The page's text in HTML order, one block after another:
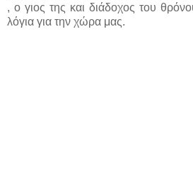
, ο γιος της και διάδοχος του
λόγια για την χώρα μας.